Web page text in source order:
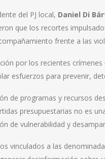
del PJ local, Daniel Di
que los recortes
frente a las
por los recientes crímenes
esfuerzos para prevenir,
de programas y recursos
presupuestarias no es
de vulnerabilidad y
vinculados a las